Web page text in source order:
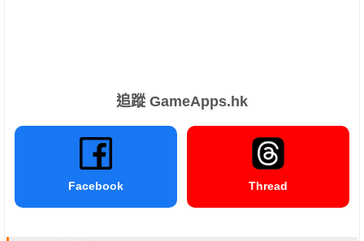
追蹤 GameApps.hk
Facebook Thread